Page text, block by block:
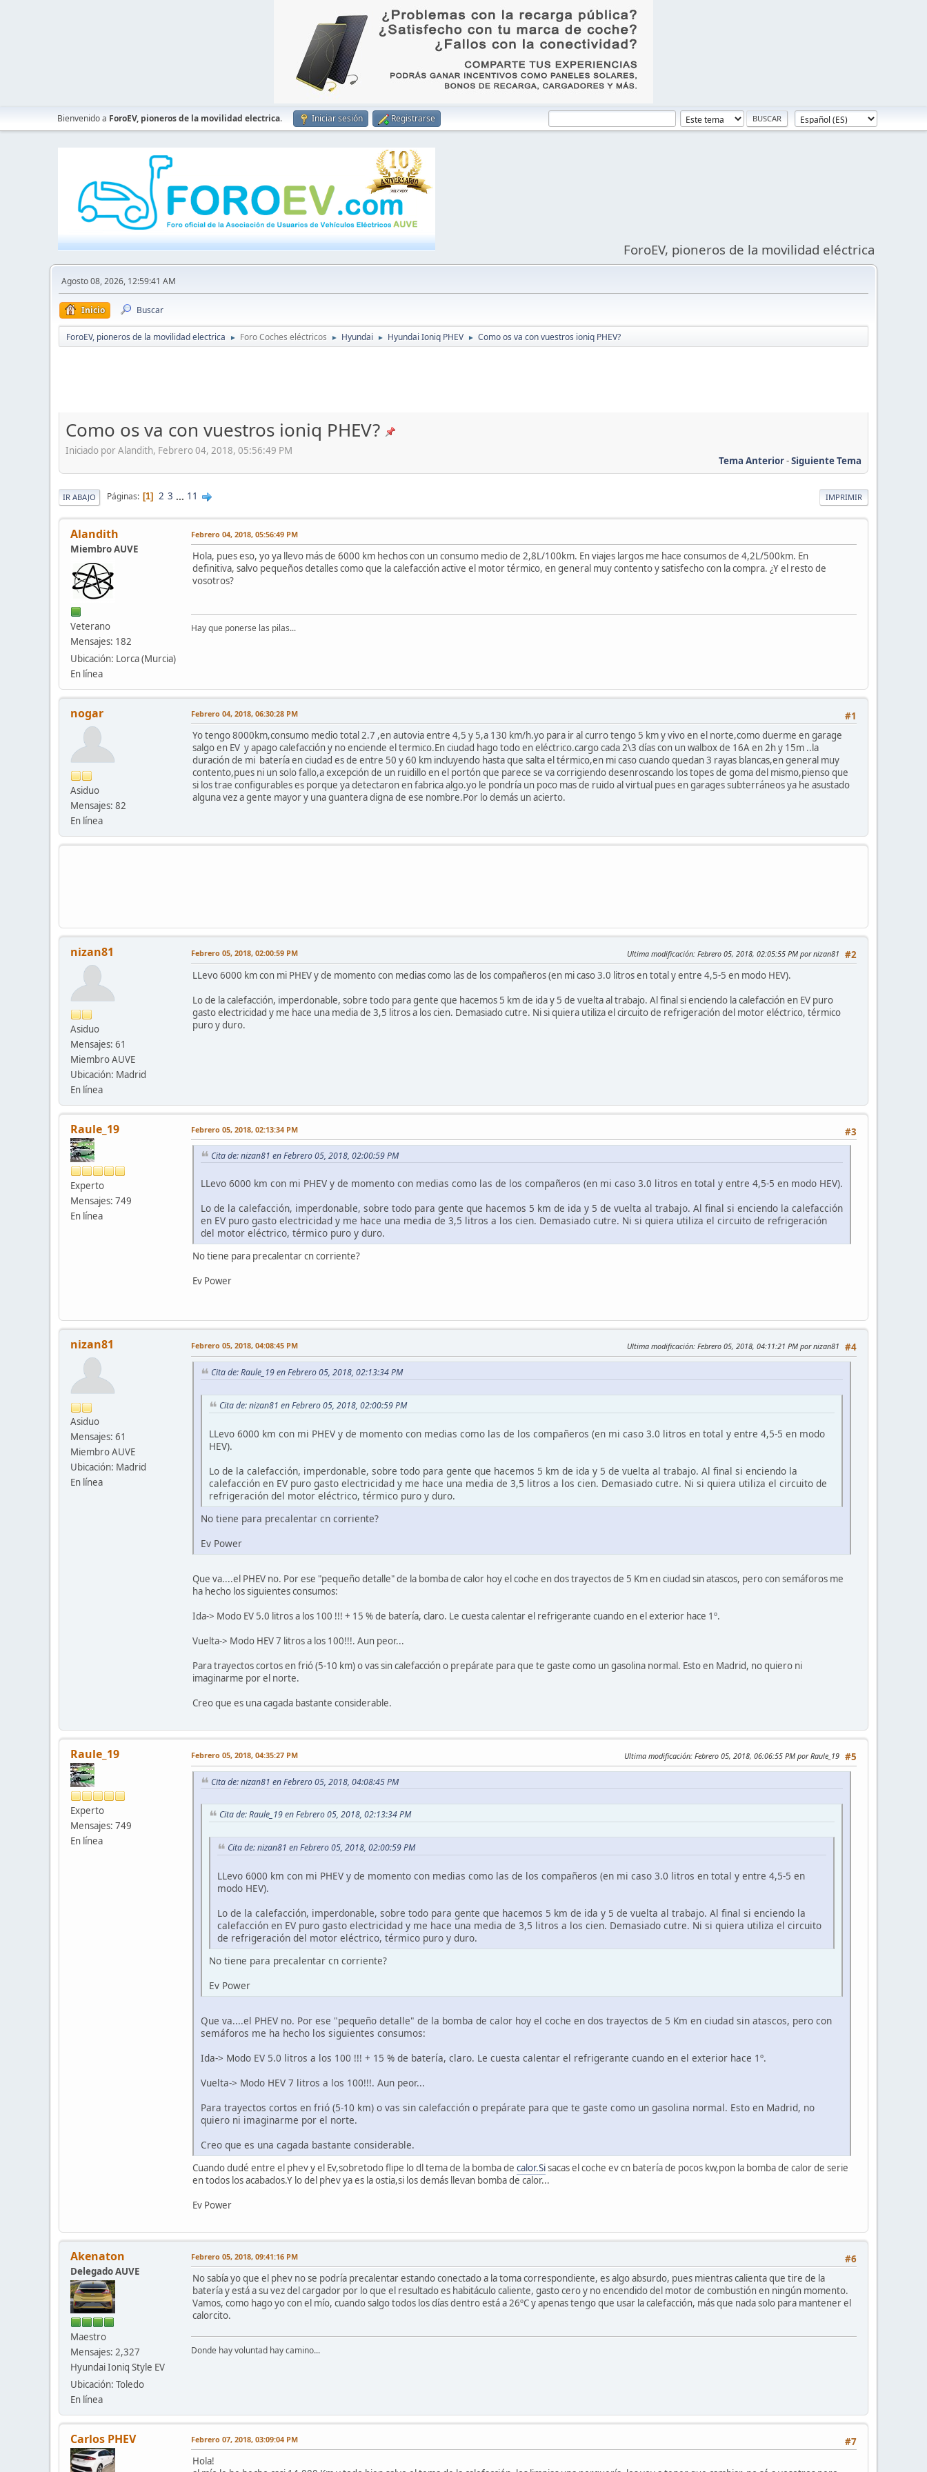
Bienvenido a ForoEV, pioneros de la movilidad electrica. Iniciar sesión Registrarse
ForoEV, pioneros de la movilidad eléctrica
Agosto 08, 2026, 12:59:41 AM
Inicio Buscar
ForoEV, pioneros de la movilidad electrica ► Foro Coches eléctricos ► Hyundai ► Hyundai Ioniq PHEV ► Como os va con vuestros ioniq PHEV?
Como os va con vuestros ioniq PHEV?
Iniciado por Alandith, Febrero 04, 2018, 05:56:49 PM
Tema Anterior-Siguiente Tema
IMPRIMIR
IR ABAJO Páginas 1 2 3 ... 11
Alandith
Miembro AUVE
Veterano
Mensajes: 182
Ubicación: Lorca (Murcia)
En línea
Febrero 04, 2018, 05:56:49 PM
Hola, pues eso, yo ya llevo más de 6000 km hechos con un consumo medio de 2,8L/100km. En viajes largos me hace consumos de 4,2L/500km. En
definitiva, salvo pequeños detalles como que la calefacción active el motor térmico, en general muy contento y satisfecho con la compra. ¿Y el resto de
vosotros?
Hay que ponerse las pilas...
nogar
Asiduo
Mensajes: 82
En línea
#1
Febrero 04, 2018, 06:30:28 PM
Yo tengo 8000km,consumo medio total 2.7 ,en autovia entre 4,5 y 5,a 130 km/h.yo para ir al curro tengo 5 km y vivo en el norte,como duerme en garage
salgo en EV y apago calefacción y no enciende el termico.En ciudad hago todo en eléctrico.cargo cada 2\3 días con un walbox de 16A en 2h y 15m ..la
duración de mi batería en ciudad es de entre 50 y 60 km incluyendo hasta que salta el térmico,en mi caso cuando quedan 3 rayas blancas,en general muy
contento,pues ni un solo fallo,a excepción de un ruidillo en el portón que parece se va corrigiendo desenroscando los topes de goma del mismo,pienso que
si los trae configurables es porque ya detectaron en fabrica algo.yo le pondría un poco mas de ruido al virtual pues en garages subterráneos ya he asustado
alguna vez a gente mayor y una guantera digna de ese nombre.Por lo demás un acierto.
nizan81
Asiduo
Mensajes: 61
Miembro AUVE
Ubicación: Madrid
En línea
#2
Febrero 05, 2018, 02:00:59 PM Ultima modificación: Febrero 05, 2018, 02:05:55 PM por nizan81
LLevo 6000 km con mi PHEV y de momento con medias como las de los compañeros (en mi caso 3.0 litros en total y entre 4,5-5 en modo HEV).
Lo de la calefacción, imperdonable, sobre todo para gente que hacemos 5 km de ida y 5 de vuelta al trabajo. Al final si enciendo la calefacción en EV puro
gasto electricidad y me hace una media de 3,5 litros a los cien. Demasiado cutre. Ni si quiera utiliza el circuito de refrigeración del motor eléctrico, térmico
puro y duro.
Raule_19
Experto
Mensajes: 749
En línea
#3
Febrero 05, 2018, 02:13:34 PM
Cita de: nizan81 en Febrero 05, 2018, 02:00:59 PM
LLevo 6000 km con mi PHEV y de momento con medias como las de los compañeros (en mi caso 3.0 litros en total y entre 4,5-5 en modo HEV).
Lo de la calefacción, imperdonable, sobre todo para gente que hacemos 5 km de ida y 5 de vuelta al trabajo. Al final si enciendo la calefacción
en EV puro gasto electricidad y me hace una media de 3,5 litros a los cien. Demasiado cutre. Ni si quiera utiliza el circuito de refrigeración
del motor eléctrico, térmico puro y duro.
No tiene para precalentar cn corriente?
Ev Power
nizan81
Asiduo
Mensajes: 61
Miembro AUVE
Ubicación: Madrid
En línea
#4
Febrero 05, 2018, 04:08:45 PM Ultima modificación: Febrero 05, 2018, 04:11:21 PM por nizan81
Cita de: Raule_19 en Febrero 05, 2018, 02:13:34 PM
Cita de: nizan81 en Febrero 05, 2018, 02:00:59 PM
LLevo 6000 km con mi PHEV y de momento con medias como las de los compañeros (en mi caso 3.0 litros en total y entre 4,5-5 en modo
HEV).
Lo de la calefacción, imperdonable, sobre todo para gente que hacemos 5 km de ida y 5 de vuelta al trabajo. Al final si enciendo la
calefacción en EV puro gasto electricidad y me hace una media de 3,5 litros a los cien. Demasiado cutre. Ni si quiera utiliza el circuito de
refrigeración del motor eléctrico, térmico puro y duro.
No tiene para precalentar cn corriente?
Ev Power
Que va....el PHEV no. Por ese "pequeño detalle" de la bomba de calor hoy el coche en dos trayectos de 5 Km en ciudad sin atascos, pero con semáforos me
ha hecho los siguientes consumos:
Ida-> Modo EV 5.0 litros a los 100 !!! + 15 % de batería, claro. Le cuesta calentar el refrigerante cuando en el exterior hace 1º.
Vuelta-> Modo HEV 7 litros a los 100!!!. Aun peor...
Para trayectos cortos en frió (5-10 km) o vas sin calefacción o prepárate para que te gaste como un gasolina normal. Esto en Madrid, no quiero ni
imaginarme por el norte.
Creo que es una cagada bastante considerable.
Raule_19
Experto
Mensajes: 749
En línea
#5
Febrero 05, 2018, 04:35:27 PM Ultima modificación: Febrero 05, 2018, 06:06:55 PM por Raule_19
Cita de: nizan81 en Febrero 05, 2018, 04:08:45 PM
Cita de: Raule_19 en Febrero 05, 2018, 02:13:34 PM
Cita de: nizan81 en Febrero 05, 2018, 02:00:59 PM
LLevo 6000 km con mi PHEV y de momento con medias como las de los compañeros (en mi caso 3.0 litros en total y entre 4,5-5 en
modo HEV).
Lo de la calefacción, imperdonable, sobre todo para gente que hacemos 5 km de ida y 5 de vuelta al trabajo. Al final si enciendo la
calefacción en EV puro gasto electricidad y me hace una media de 3,5 litros a los cien. Demasiado cutre. Ni si quiera utiliza el circuito
de refrigeración del motor eléctrico, térmico puro y duro.
No tiene para precalentar cn corriente?
Ev Power
Que va....el PHEV no. Por ese "pequeño detalle" de la bomba de calor hoy el coche en dos trayectos de 5 Km en ciudad sin atascos, pero con
semáforos me ha hecho los siguientes consumos:
Ida-> Modo EV 5.0 litros a los 100 !!! + 15 % de batería, claro. Le cuesta calentar el refrigerante cuando en el exterior hace 1º.
Vuelta-> Modo HEV 7 litros a los 100!!!. Aun peor...
Para trayectos cortos en frió (5-10 km) o vas sin calefacción o prepárate para que te gaste como un gasolina normal. Esto en Madrid, no
quiero ni imaginarme por el norte.
Creo que es una cagada bastante considerable.
Cuando dudé entre el phev y el Ev,sobretodo flipe lo dl tema de la bomba de calor.Sisacas el coche ev cn batería de pocos kw,pon la bomba de calor de serie
en todos los acabados.Y lo del phev ya es la ostia,si los demás llevan bomba de calor...
Ev Power
Akenaton
Delegado AUVE
Maestro
Mensajes: 2,327
Hyundai Ioniq Style EV
Ubicación: Toledo
En línea
#6
Febrero 05, 2018, 09:41:16 PM
No sabía yo que el phev no se podría precalentar estando conectado a la toma correspondiente, es algo absurdo, pues mientras calienta que tire de la
batería y está a su vez del cargador por lo que el resultado es habitáculo caliente, gasto cero y no encendido del motor de combustión en ningún momento.
Vamos, como hago yo con el mío, cuando salgo todos los días dentro está a 26ºC y apenas tengo que usar la calefacción, más que nada solo para mantener el
calorcito.
Donde hay voluntad hay camino...
Carlos PHEV #7
Febrero 07, 2018, 03:09:04 PM
Hola!